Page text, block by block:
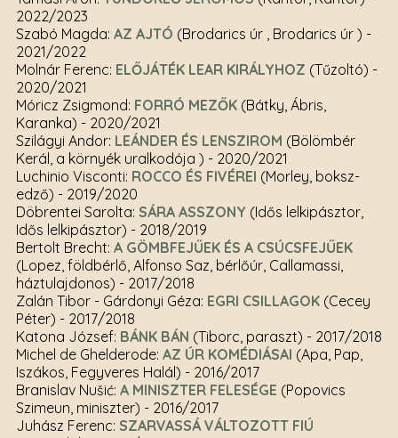
2022/2023
Szabó Magda: AZ AJTÓ (Brodarics úr , Brodarics úr ) -
2021/2022
Molnár Ferenc: ELŐJÁTÉK LEAR KIRÁLYHOZ (Tűzoltó) -
2020/2021
Móricz Zsigmond: FORRÓ MEZŐK(Bátky, Ábris,
Karanka) - 2020/2021
Szilágyi Andor: LEÁNDER ÉS LENSZIROM (Bölömbér
Kerál, a környék uralkodója ) - 2020/2021
Luchinio Visconti: ROCCO ÉS FIVÉREI (Morley, boksz-
edző) - 2019/2020
Döbrentei Sarolta: SÁRA ASSZONY (Idős lelkipásztor,
Idős lelkipásztor) - 2018/2019
Bertolt Brecht: A GÖMBFEJŰEK ÉS A CSÚCSFEJŰEK
(Lopez, földbérlő, Alfonso Saz, bérlőúr, Callamassi,
háztulajdonos) - 2017/2018
Zalán Tibor - Gárdonyi Géza: EGRI CSILLAGOK(Cecey
Péter) - 2017/2018
Katona József: BÁNK BÁN (Tiborc, paraszt) - 2017/2018
Michel de Ghelderode: AZ ÚR KOMÉDIÁSAI (Apa, Pap,
Iszákos, Fegyveres Halál) - 2016/2017
Branislav Nušić: A MINISZTER FELESÉGE (Popovics
Szimeun, miniszter) - 2016/2017
Juhász Ferenc: SZARVASSÁ VÁLTOZOTT FIÚ